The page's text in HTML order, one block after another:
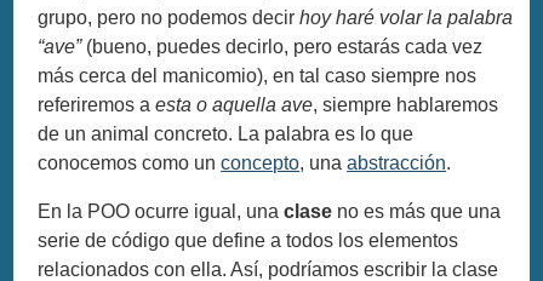
grupo, pero no podemos decirhoy haré volar la palabra
“ave”(bueno, puedes decirlo, pero estarás cada vez
más cerca del manicomio), en tal caso siempre nos
referiremos a esta o aquella ave, siempre hablaremos
de un animal concreto. La palabra es lo que
conocemos como unconcepto, unaabstracción.
En la POO ocurre igual, unaclase no es más que una
serie de código que define a todos los elementos
relacionados con ella. Así, podríamos escribir la clase